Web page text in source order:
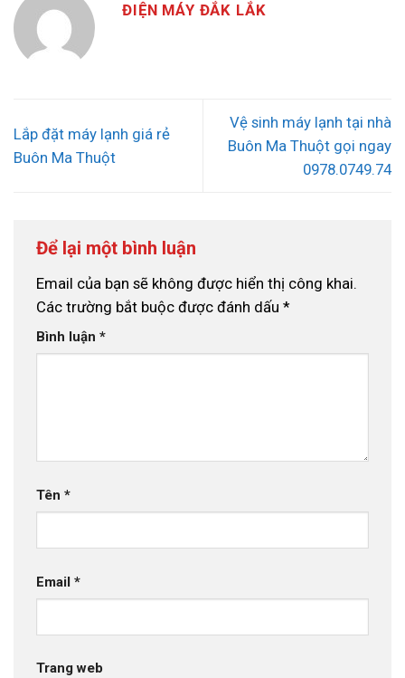
ĐIỆN MÁY ĐẮK LẮK
Lắp đặt máy lạnh giá rẻ
Buôn Ma Thuột
Vệ sinh máy lạnh tại nhà
Buôn Ma Thuột gọi ngay
0978.0749.74
Để lại một bình luận
Email của bạn sẽ không được hiển thị công khai.
Các trường bắt buộc được đánh dấu *
Bình luận *
Tên *
Email *
Trang web